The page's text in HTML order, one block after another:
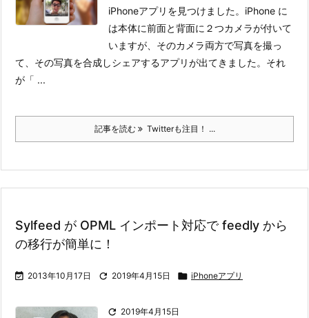
iPhoneアプリを見つけました。 iPhone に
は本体に前面と背面に２つカメラが付いて
いますが、そのカメラ両方で写真を撮っ
て、その写真を合成しシェアするアプリが出てきました。それ
が「 ...
記事を読む Twitterも注目！ ...
Sylfeed が OPML インポート対応で feedly から
の移行が簡単に！
 2013年10月17日  2019年4月15日  iPhoneアプリ
 2019年4月15日